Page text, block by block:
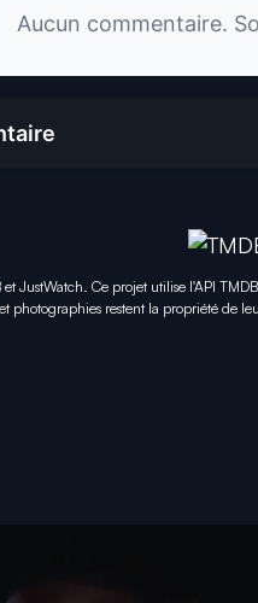
Aucun commentaire.
et JustWatch. Ce projet utilise l'API
et photographies restent la propriété de